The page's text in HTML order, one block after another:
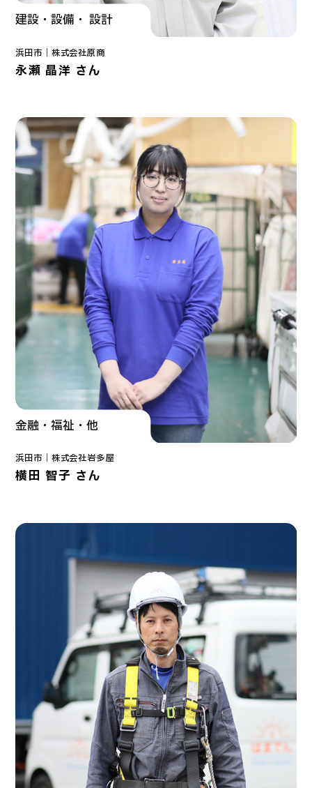
建設・設備・ 設計
浜田市｜ 株式会社原商
永瀬 晶洋 さん
金融・福祉・他
浜田市｜ 株式会社岩多屋
横田 智子 さん